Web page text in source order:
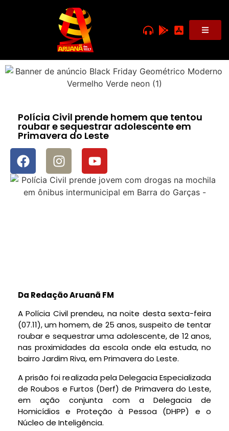
Polícia Civil prende homem que tentou
roubar e sequestrar adolescente em
Primavera do Leste
Da Redação Aruanã FM
A Polícia Civil prendeu, na noite desta sexta-feira
(07.11), um homem, de 25 anos, suspeito de tentar
roubar e sequestrar uma adolescente, de 12 anos,
nas proximidades da escola onde ela estuda, no
bairro Jardim Riva, em Primavera do Leste.
A prisão foi realizada pela Delegacia Especializada
de Roubos e Furtos (Derf) de Primavera do Leste,
em ação conjunta com a Delegacia de
Homicídios e Proteção à Pessoa (DHPP) e o
Núcleo de Inteligência.